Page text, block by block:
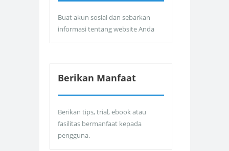
Buat akun sosial dan sebarkan
informasi tentang website Anda
Berikan Manfaat
Berikan tips, trial, ebook atau
fasilitas bermanfaat kepada
pengguna.